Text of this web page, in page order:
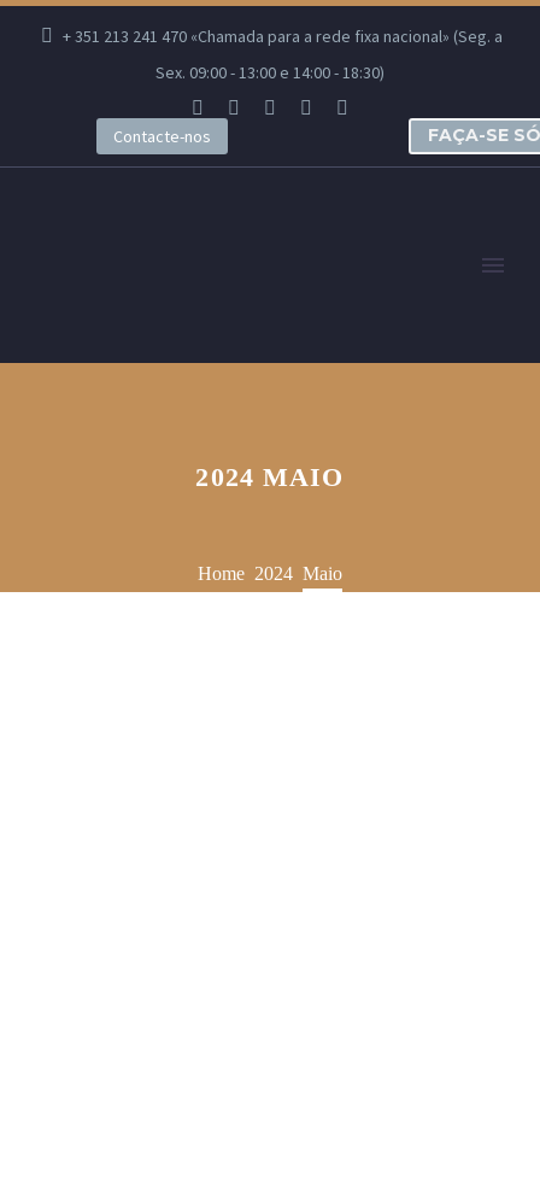
+ 351 213 241 470 «Chamada para a rede fixa nacional» (Seg. a
Sex. 09:00 - 13:00 e 14:00 - 18:30)
Contacte-nos FAÇA-SE
2024 MAIO
Home 2024 Maio